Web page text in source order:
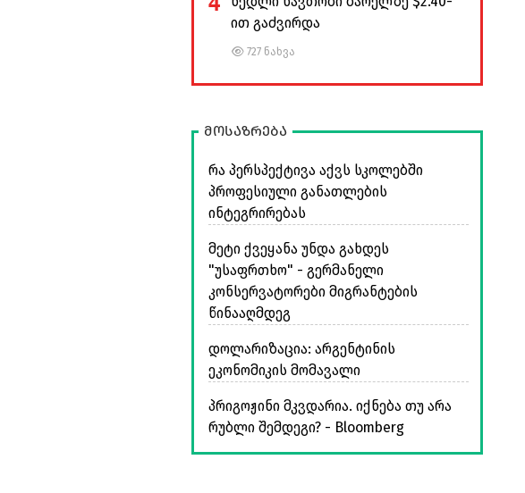
ით გაძვირდა
727 ნახვა
მოსაზრება
რა პერსპექტივა აქვს სკოლებში
პროფესიული განათლების
ინტეგრირებას
მეტი ქვეყანა უნდა გახდეს
"უსაფრთხო" - გერმანელი
კონსერვატორები მიგრანტების
წინააღმდეგ
დოლარიზაცია: არგენტინის
ეკონომიკის მომავალი
პრიგოჟინი მკვდარია. იქნება თუ არა
რუბლი შემდეგი? - Bloomberg